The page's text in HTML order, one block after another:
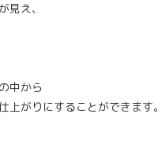
え、
中から
がりにすることができます。